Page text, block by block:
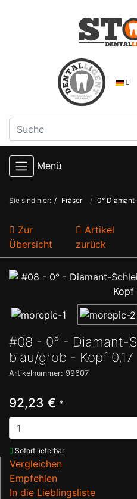
Menü
Sie sind hier: Fräser 0°
Zur
Übersicht
Artikel
zurück
#08 - 0° - Diamant-
blau/grob - Kopf 0,17
Artikelnummer: 99607
92,23 € *
Sofort lieferbar
Vergleichen
Empfehlen
In die Lieblingsliste